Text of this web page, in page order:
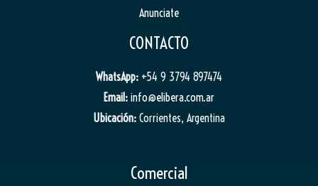
Anunciate
CONTACTO
WhatsApp: +54 9 3794 897474
Email: info@elibera.com.ar
Ubicación: Corrientes, Argentina
Comercial